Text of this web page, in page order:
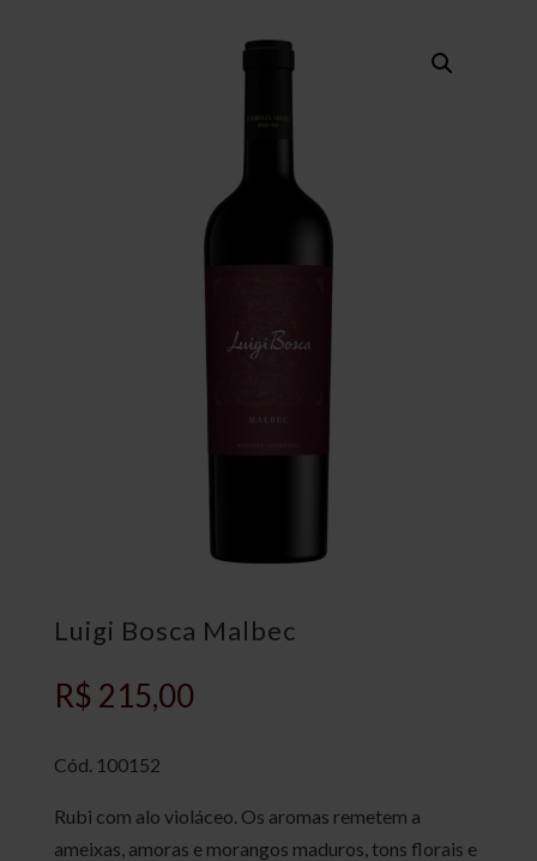
Luigi Bosca Malbec
R$ 215,00
Cód. 100152
Rubi com alo violáceo. Os aromas remetem a
ameixas, amoras e morangos maduros, tons florais e